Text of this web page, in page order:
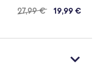
27,99 € 19,99 €